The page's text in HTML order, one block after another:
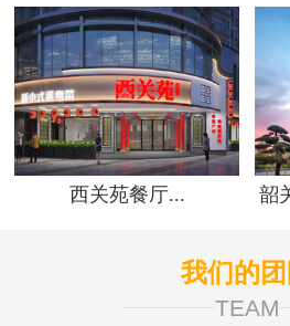
西关苑餐厅... 韶
我们的
TEAM